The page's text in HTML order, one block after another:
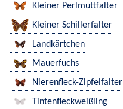
Kleiner Perlmuttfalter
Kleiner Schillerfalter
Landkärtchen
Mauerfuchs
Nierenfleck-Zipfelfalter
Tintenfleckweißling